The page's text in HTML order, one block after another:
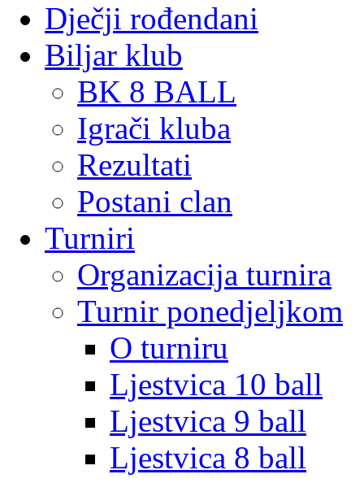
Dječji rođendani
Biljar klub
BK 8 BALL
Igrači kluba
Rezultati
Postani clan
Turniri
Organizacija turnira
Turnir ponedjeljkom
O turniru
Ljestvica 10 ball
Ljestvica 9 ball
Ljestvica 8 ball